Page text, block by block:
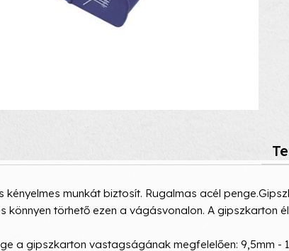
kényelmes munkát biztosít. Rugalmas acél
könnyen törhető ezen a vágásvonalon. A gipszkarton
a gipszkarton vastagságának megfelelően: 9,5mm -